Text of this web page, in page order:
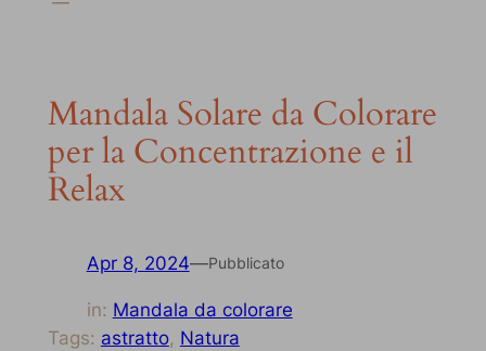
Mandala Solare da Colorare
per la Concentrazione e il
Relax
Apr 8, 2024—Pubblicato
in: Mandala da colorare
Tags: astratto, Natura